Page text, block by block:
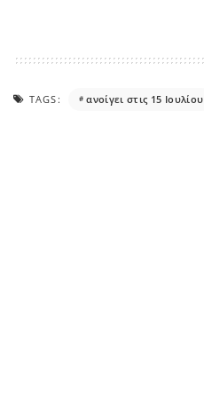
TAGS: ανοίγει στις 15 Ιουλίου